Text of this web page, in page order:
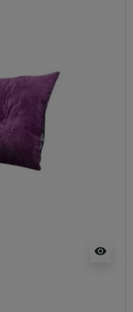
visibility